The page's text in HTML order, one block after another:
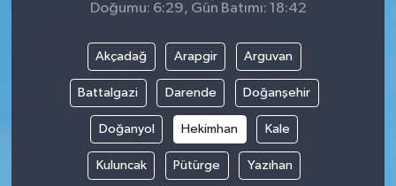
Doğumu: 6:29, Gün Batımı: 18:42
Akçadağ Arapgir Arguvan
Battalgazi Darende Doğanşehir
Doğanyol Hekimhan Kale
Kuluncak Pütürge Yazıhan